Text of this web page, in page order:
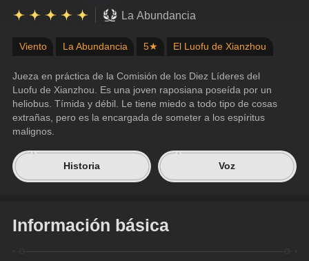
La Abundancia
Viento La Abundancia 5★ El Luofu de Xianzhou
Jueza en práctica de la Comisión de los Diez Líderes del
Luofu de Xianzhou. Es una joven raposiana poseída por un
heliobus. Tímida y débil. Le tiene miedo a todo tipo de cosas
extrañas, pero es la encargada de someter a los espíritus
malignos.
Historia Voz
Información básica